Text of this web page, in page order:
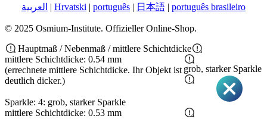
العربية | Hrvatski | português | 日本語 | português brasileiro
© 2025 Osmium-Institute. Offizieller Online-Shop.
Hauptmaß / Nebenmaß / mittlere Schichtdicke
mittlere Schichtdicke: 0.54 mm
(errechnete mittlere Schichtdicke. Ihr Objekt ist
deutlich dicker.)
Sparkle: 4: grob, starker Sparkle
grob, starker Sparkle
mittlere Schichtdicke: 0.53 mm